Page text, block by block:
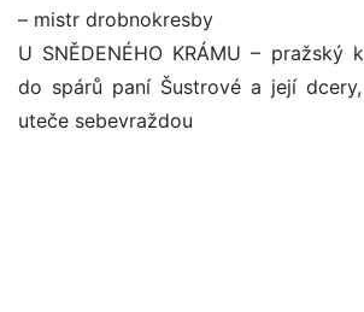
– mistr drobnokresby
U SNĚDENÉHO KRÁMU – pražský
do spárů paní Šustrové a její
uteče sebevraždou